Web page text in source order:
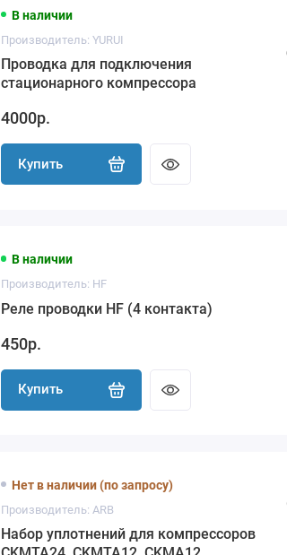
В наличии
Производитель: YURUI
Проводка для подключения
стационарного компрессора
4000р.
Купить
В наличии
Производитель: HF
Реле проводки HF (4 контакта)
450р.
Купить
Нет в наличии (по запросу)
Производитель: ARB
Набор уплотнений для компрессоров